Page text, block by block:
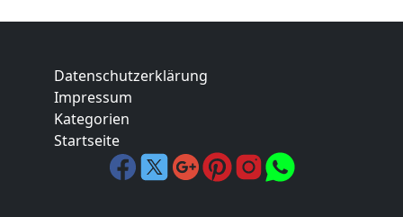
Datenschutzerklärung
Impressum
Kategorien
Startseite